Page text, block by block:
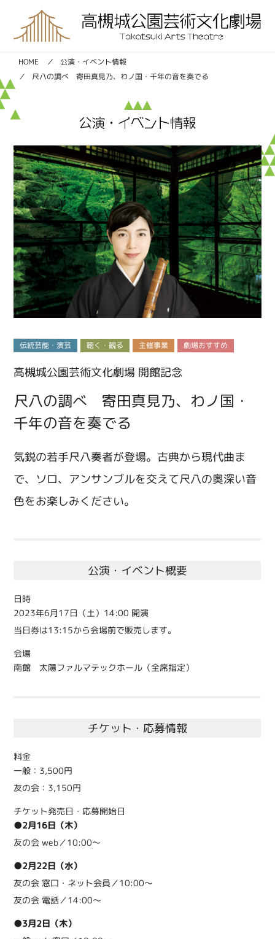
HOME 公演・イベント情報
尺八の調べ 寄田真見乃、わノ国・千年の音を奏でる
伝統芸能・演芸 聴く・観る 主催事業 劇場おすすめ
高槻城公園芸術文化劇場 開館記念
尺八の調べ 寄田真見乃、わノ国・
千年の音を奏でる
気鋭の若手尺八奏者が登場。古典から現代曲ま
で、ソロ、アンサンブルを交えて尺八の奥深い音
色をお楽しみください。
公演・イベント概要
日時
2023年6月17日（土）14:00 開演
当日券は13:15から会場前で販売します。
会場
南館 太陽ファルマテックホール（全席指定）
チケット・応募情報
料金
一般：3,500円
友の会：3,150円
チケット発売日・応募開始日
●2月16日（木）
友の会 web／10:00～
●2月22日（水）
友の会 窓口・ネット会員／10:00～
友の会 電話／14:00～
●3月2日（木）